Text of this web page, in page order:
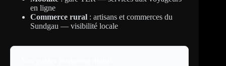
en ligne
Commerce rural : artisans et commerces du
Sundgau — visibilité locale